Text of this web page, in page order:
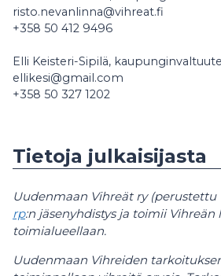
risto.nevanlinna@vihreat.fi
+358 50 412 9496
Elli Keisteri-Sipilä,
ellikesi@gmail.com
+358 50 327 1202
Tietoja julkaisijasta
Uudenmaan Vihreät ry (perustettu
rp:n jäsenyhdistys ja toimii
toimialueellaan.
Uudenmaan Vihreiden